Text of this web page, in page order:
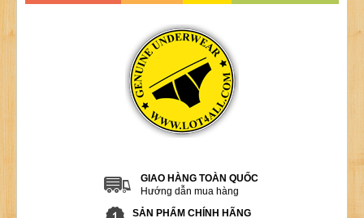
GIAO HÀNG TOÀN QUỐC
Hướng dẫn mua hàng
SẢN PHẨM CHÍNH HÃNG